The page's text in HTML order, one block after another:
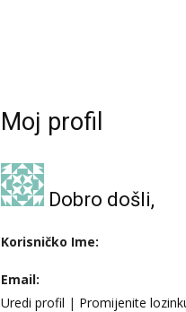
Moj profil
Dobro došli,
Korisničko Ime:
Email:
Uredi profil | Promijenite